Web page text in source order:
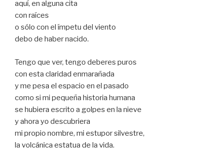
aquí, en alguna cita
con raíces
o sólo con el ímpetu del viento
debo de haber nacido.
Tengo que ver, tengo deberes puros
con esta claridad enmarañada
y me pesa el espacio en el pasado
como si mi pequeña historia humana
se hubiera escrito a golpes en la nieve
y ahora yo descubriera
mi propio nombre, mi estupor silvestre,
la volcánica estatua de la vida.